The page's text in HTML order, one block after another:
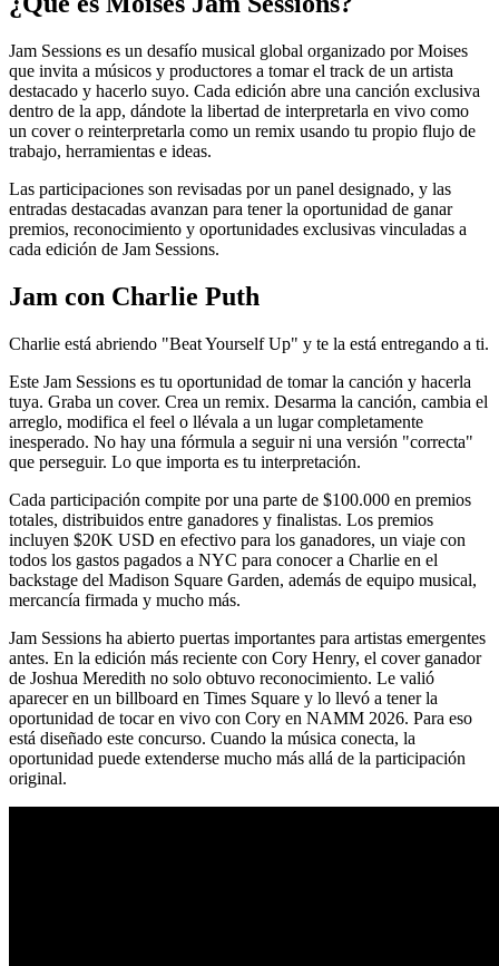
Jam Sessions es un desafío musical global organizado por Moises
que invita a músicos y productores a tomar el track de un artista
destacado y hacerlo suyo. Cada edición abre una canción exclusiva
dentro de la app, dándote la libertad de interpretarla en vivo como
un cover o reinterpretarla como un remix usando tu propio flujo de
trabajo, herramientas e ideas.
Las participaciones son revisadas por un panel designado, y las
entradas destacadas avanzan para tener la oportunidad de ganar
premios, reconocimiento y oportunidades exclusivas vinculadas a
cada edición de Jam Sessions.
Jam con Charlie Puth
Charlie está abriendo "Beat Yourself Up" y te la está entregando a ti.
Este Jam Sessions es tu oportunidad de tomar la canción y hacerla
tuya. Graba un cover. Crea un remix. Desarma la canción, cambia el
arreglo, modifica el feel o llévala a un lugar completamente
inesperado. No hay una fórmula a seguir ni una versión "correcta"
que perseguir. Lo que importa es tu interpretación.
Cada participación compite por una parte de $100.000 en premios
totales, distribuidos entre ganadores y finalistas. Los premios
incluyen $20K USD en efectivo para los ganadores, un viaje con
todos los gastos pagados a NYC para conocer a Charlie en el
backstage del Madison Square Garden, además de equipo musical,
mercancía firmada y mucho más.
Jam Sessions ha abierto puertas importantes para artistas emergentes
antes. En la edición más reciente con Cory Henry, el cover ganador
de Joshua Meredith no solo obtuvo reconocimiento. Le valió
aparecer en un billboard en Times Square y lo llevó a tener la
oportunidad de tocar en vivo con Cory en NAMM 2026. Para eso
está diseñado este concurso. Cuando la música conecta, la
oportunidad puede extenderse mucho más allá de la participación
original.